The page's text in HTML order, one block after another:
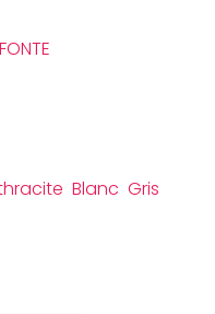
FONTE
Blanc Gris